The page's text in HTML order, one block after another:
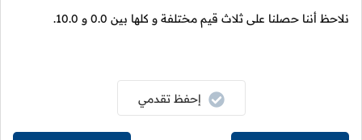
نلاحظ أننا حصلنا على ثلاث قيم مختلفة و كلها بين 0.0 و 10.0
.
إحفظ تقدمي